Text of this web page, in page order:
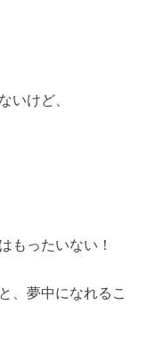
いけど、
もったいない！
、夢中になれるこ